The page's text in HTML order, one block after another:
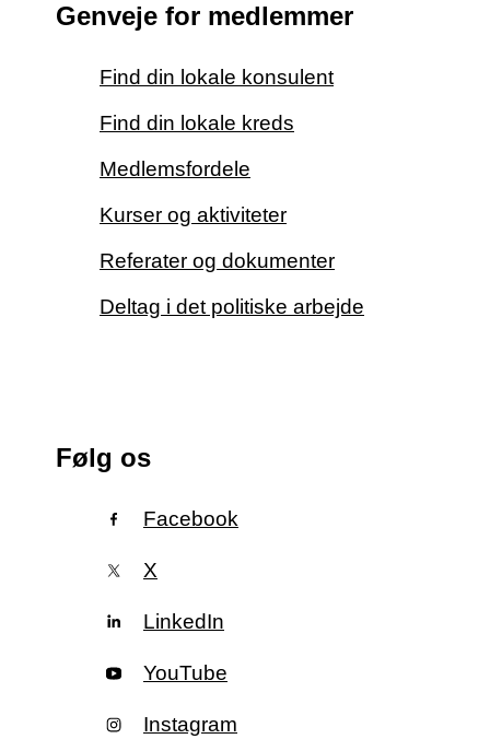
Genveje for medlemmer
Find din lokale konsulent
Find din lokale kreds
Medlemsfordele
Kurser og aktiviteter
Referater og dokumenter
Deltag i det politiske arbejde
Følg os
Facebook
X
LinkedIn
YouTube
Instagram